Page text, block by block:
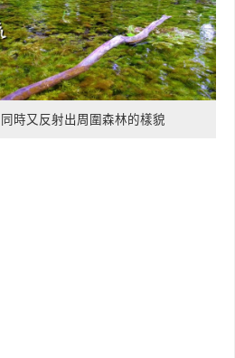
時又反射出周圍森林的樣貌